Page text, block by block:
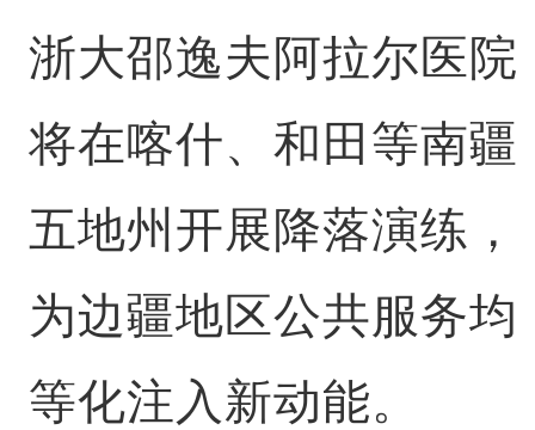
浙大邵逸夫阿拉尔医院
将在喀什、和田等南疆
五地州开展降落演练，
为边疆地区公共服务均
等化注入新动能。